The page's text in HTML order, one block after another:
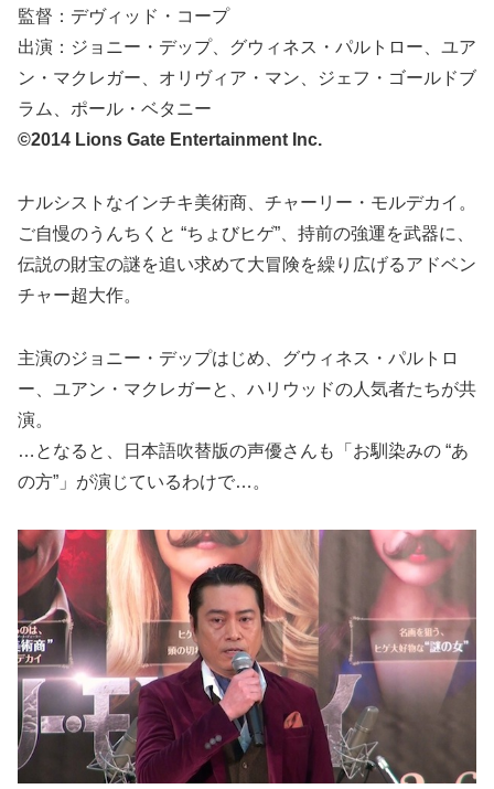
監督：デヴィッド・コープ
出演：ジョニー・デップ、グウィネス・パルトロー、ユア
ン・マクレガー、オリヴィア・マン、ジェフ・ゴールドブ
ラム、ポール・ベタニー
©2014 Lions Gate Entertainment Inc.
ナルシストなインチキ美術商、チャーリー・モルデカイ。
ご自慢のうんちくと “ちょびヒゲ”、持前の強運を武器に、
伝説の財宝の謎を追い求めて大冒険を繰り広げるアドベン
チャー超大作。
主演のジョニー・デップはじめ、グウィネス・パルトロ
ー、ユアン・マクレガーと、ハリウッドの人気者たちが共
演。
…となると、日本語吹替版の声優さんも「お馴染みの “あ
の方”」が演じているわけで…。